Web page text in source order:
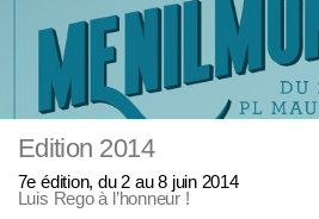
Edition 2014
7e édition, du 2 au 8 juin 2014
Luis Rego à l’honneur !